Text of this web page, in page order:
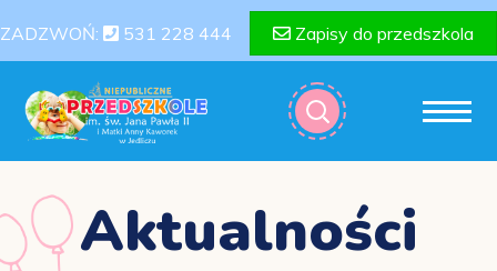
ZADZWOŃ: 531 228 444 Zapisy do przedszkola
Aktualności